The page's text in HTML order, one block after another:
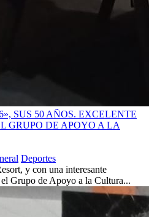
SUS 50 AÑOS. EXCELENTE
GRUPO DE APOYO A LA
Deportes
y con una interesante
Grupo de Apoyo a la Cultura...